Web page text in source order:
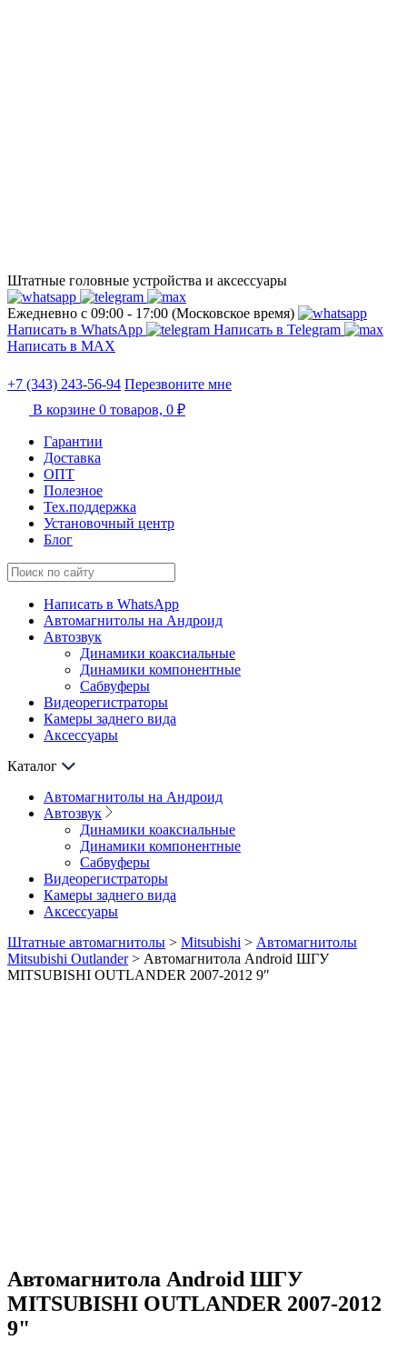
Штатные головные устройства и аксессуары
Ежедневно с 09:00 - 17:00 (Московское время)
Написать в WhatsApp
Написать в Telegram
Написать в МАХ
+7 (343) 243-56-94 Перезвоните мне
В корзине 0 товаров, 0 ₽
Гарантии
Доставка
ОПТ
Полезное
Тех.поддержка
Установочный центр
Блог
Написать в WhatsApp
Автомагнитолы на Андроид
Автозвук
Динамики коаксиальные
Динамики компонентные
Сабвуферы
Видеорегистраторы
Камеры заднего вида
Аксессуары
Каталог
Автомагнитолы на Андроид
Автозвук
Динамики коаксиальные
Динамики компонентные
Сабвуферы
Видеорегистраторы
Камеры заднего вида
Аксессуары
Штатные автомагнитолы > Mitsubishi > Автомагнитолы
Mitsubishi Outlander> Автомагнитола Android ШГУ
MITSUBISHI OUTLANDER 2007-2012 9″
Автомагнитола Android ШГУ
MITSUBISHI OUTLANDER 2007-2012
9"